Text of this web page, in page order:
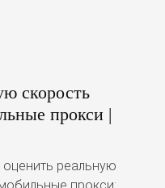
скорость
прокси |
реальную